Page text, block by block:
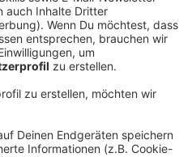
Nicht mit uns! Deshalb
zusammen, was zusammen
mit ihren Partnern,
Magenta Sport, übertragen
Großaspach am 10. Juni
Der Ticketvorverkauf
(12:00) direkt über